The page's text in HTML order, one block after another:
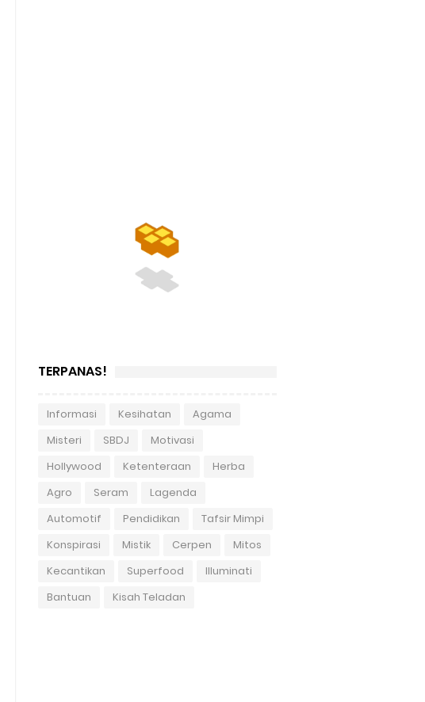
TERPANAS!
Informasi Kesihatan
Agama
Misteri
SBDJ
Motivasi
Hollywood
Ketenteraan
Herba
Agro
Seram
Lagenda
Automotif
Pendidikan
Tafsir Mimpi
Konspirasi
Mistik Cerpen
Mitos
Kecantikan
Superfood
Illuminati
Bantuan
Kisah Teladan